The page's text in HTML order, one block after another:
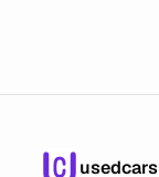
usedcars